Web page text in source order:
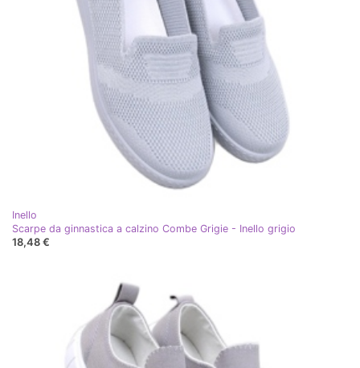
Inello
Scarpe da ginnastica a calzino Combe Grigie - Inello grigio
18,48 €